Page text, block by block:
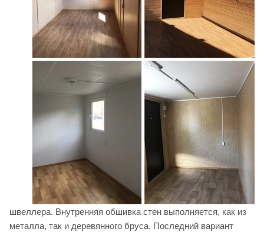
швеллера. Внутренняя обшивка стен выполняется, как из
металла, так и деревянного бруса. Последний вариант